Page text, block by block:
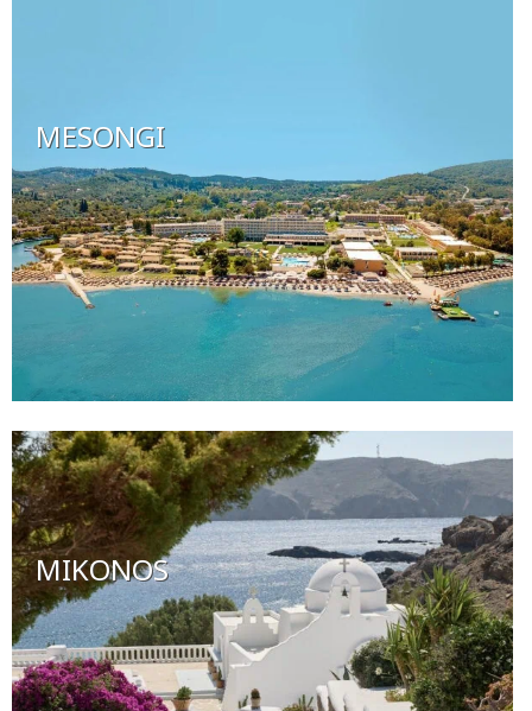
MESONGI
MIKONOS